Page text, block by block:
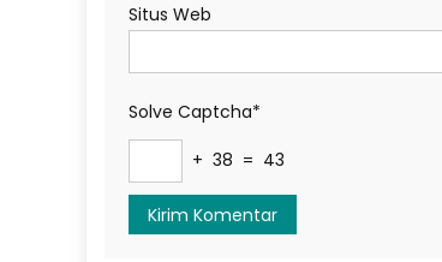
Situs Web
Solve Captcha*
+ 38 = 43